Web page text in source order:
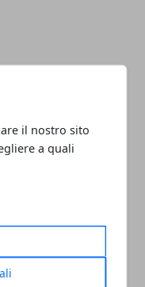
il nostro sito
a quali
anticipazioni dal
22 al 28 dicembre 2018